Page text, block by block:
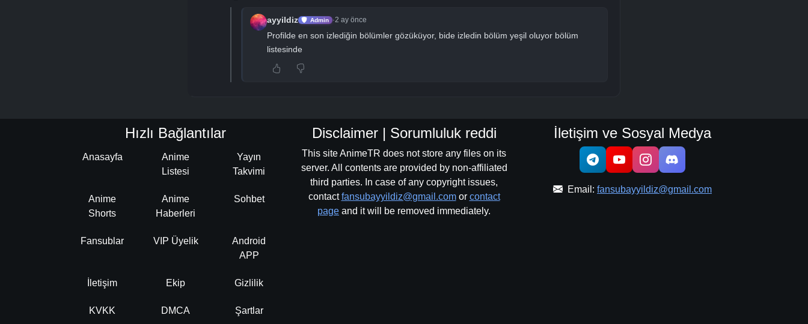
ayyildiz Admin ·2 ay önce
Profilde en son izlediğin bölümler gözüküyor, bide izledin bölüm yeşil oluyor bölüm
listesinde
Hızlı Bağlantılar
Anasayfa
Anime
Listesi
Yayın
Takvimi
Anime
Shorts
Anime
Haberleri
Sohbet
Fansublar VIP Üyelik
Android
APP
İletişim Ekip Gizlilik
KVKK DMCA Şartlar
Disclaimer | Sorumluluk reddi
This site AnimeTR does not store any files on its
server. All contents are provided by non-affiliated
third parties. In case of any copyright issues,
contactfansubayyildiz@gmail.comor contact
page and it will be removed immediately.
İletişim ve Sosyal Medya
Email: fansubayyildiz@gmail.com